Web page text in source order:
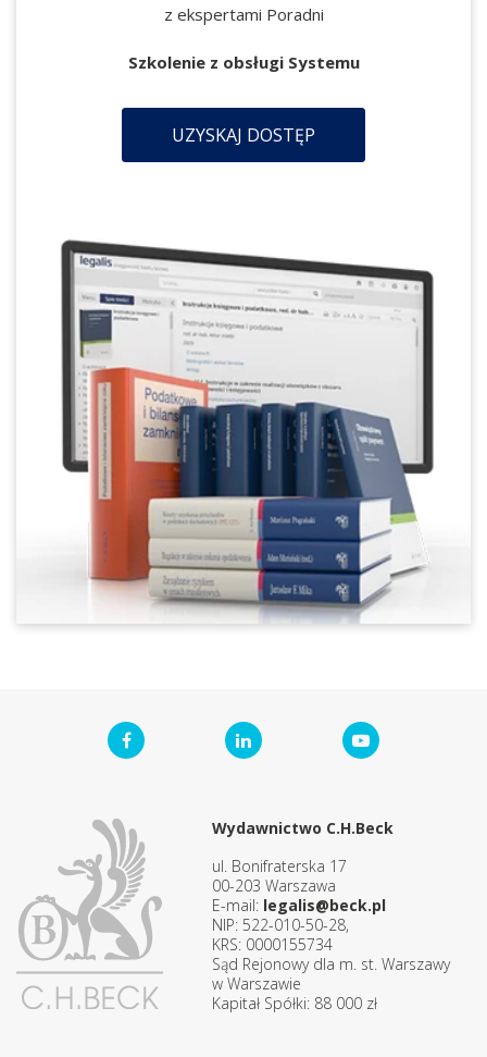
z ekspertami Poradni
Szkolenie z obsługi Systemu
UZYSKAJ DOSTĘP
Wydawnictwo C.H.Beck
ul. Bonifraterska 17
00-203 Warszawa
E-mail: legalis@beck.pl
NIP: 522-010-50-28,
KRS: 0000155734
Sąd Rejonowy dla m. st. Warszawy
w Warszawie
Kapitał Spółki: 88 000 zł